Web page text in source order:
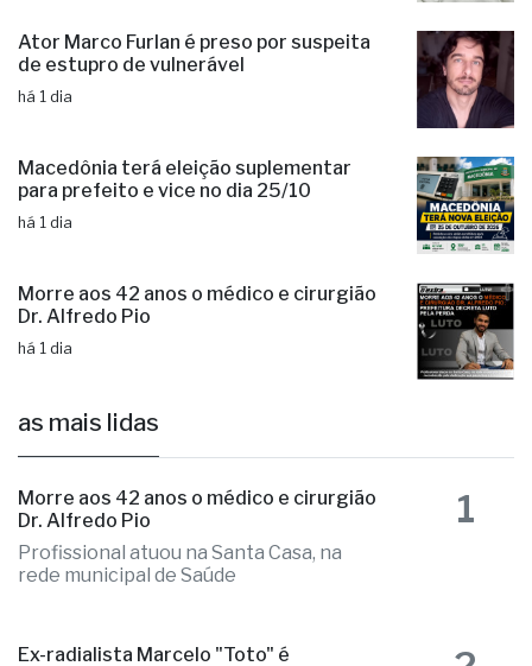
Ator Marco Furlan é preso por suspeita
de estupro de vulnerável
há 1 dia
Macedônia terá eleição suplementar
para prefeito e vice no dia 25/10
há 1 dia
Morre aos 42 anos o médico e cirurgião
Dr. Alfredo Pio
há 1 dia
as mais lidas
Morre aos 42 anos o médico e cirurgião
Dr. Alfredo Pio
Profissional atuou na Santa Casa, na
rede municipal de Saúde
1
Ex-radialista Marcelo "Toto" é